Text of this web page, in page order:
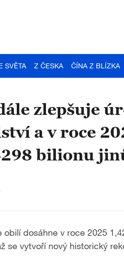
SVĚTA Z ČESKA ČÍNA Z BLÍZKA
zlepšuje
a v roce
bilionu
obilí dosáhne v roce 2025
se vytvoří nový historický